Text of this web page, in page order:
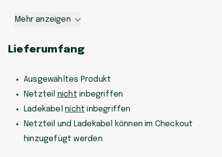
Mehr anzeigen
Lieferumfang
Ausgewähltes Produkt
Netzteil nicht inbegriffen
Ladekabelnicht inbegriffen
Netzteil und Ladekabel können im Checkout
hinzugefügt werden